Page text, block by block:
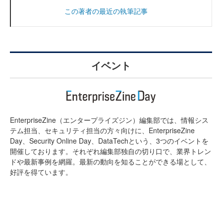
この著者の最近の執筆記事
イベント
EnterpriseZine（エンタープライズジン）編集部では、情報シス
テム担当、セキュリティ担当の方々向けに、EnterpriseZine
Day、Security Online Day、DataTechという、3つのイベントを
開催しております。それぞれ編集部独自の切り口で、業界トレン
ドや最新事例を網羅。最新の動向を知ることができる場として、
好評を得ています。